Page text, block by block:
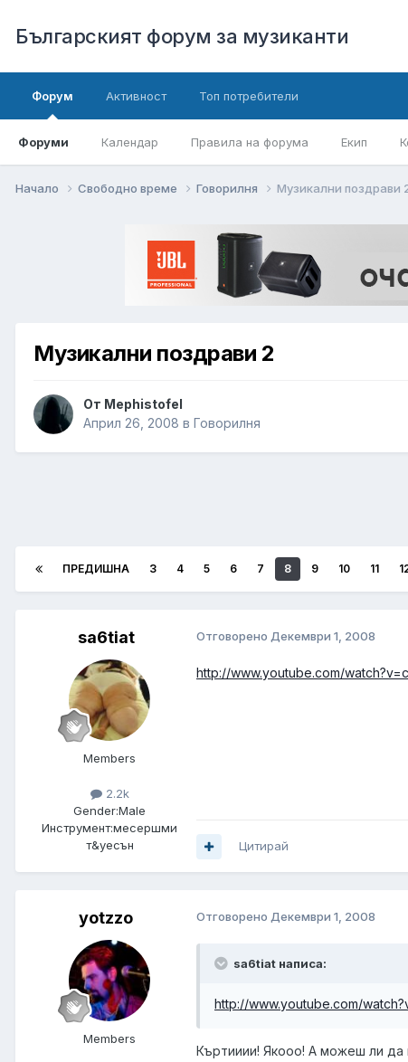
Българският форум за музиканти
Форум
Форуми Календар Правила на форума Екип
Активност Топ потребители
Начало Свободно време Говорилня Музикални поздрави
Музикални поздрави 2
От Mephistofel
Април 26, 2008 в Говорилня
ПРЕДИШНА 3 4 5 6 7 8 9 10 11
sa6tiat
Members
2.2k
Gender:Male
Инструмент:месершми
т&уесън
Отговорено Декември 1, 2008
http://www.youtube.com/
Цитирай
yotzzo
Members
Отговорено Декември 1, 2008
sa6tiat написа:
http://www.youtube.com/
Къртииии! Якооо! А можеш ли да